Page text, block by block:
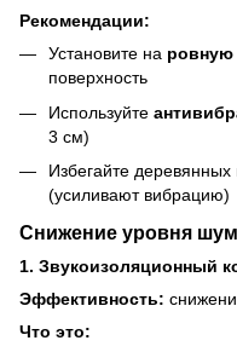
Рекомендации:
Установите на ровную
поверхность
Используйте
3 см)
Избегайте деревянных
(усиливают вибрацию)
Снижение уровня
1. Звукоизоляционный
Эффективность:
Что это: